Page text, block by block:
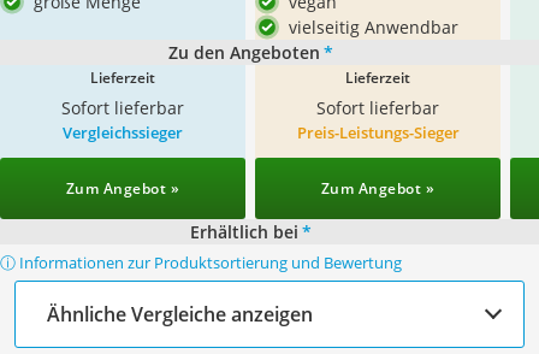
vielseitig Anwendbar
Zu den Angeboten *
Lieferzeit
Sofort lieferbar
Lieferzeit
Sofort lieferbar
Vergleichssieger
Zum Angebot »
Preis-Leistungs-Sieger
Zum Angebot »
Erhältlich bei *
ⓘ Informationen zur Produktsortierung und Bewertung
Ähnliche Vergleiche anzeigen